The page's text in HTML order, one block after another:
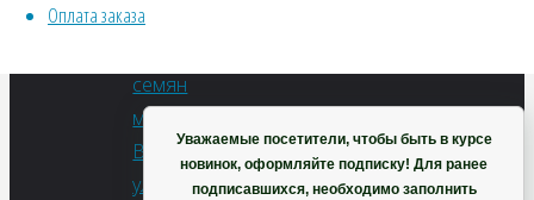
Оплата заказаВесь
семян
магазина
Все
уличные
Уважаемые посетители, чтобы быть в курсе
новинок, оформляйте подписку! Для ранее
подписавшихся, необходимо заполнить